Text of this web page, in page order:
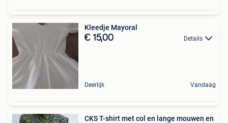
Kleedje Mayoral
€ 15,00 Details
Deerlijk Vandaag
CKS T-shirt met col en lange mouwen en